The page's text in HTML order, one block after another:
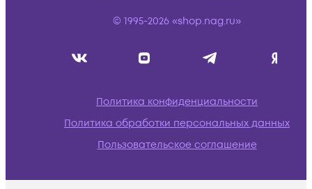
© 1995-2026 «shop.nag.ru»
Политика конфиденциальности
Политика обработки персональных данных
Пользовательское соглашение